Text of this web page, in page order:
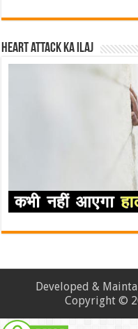
Heart attack ka ilaj
Developed &
Copyright ©